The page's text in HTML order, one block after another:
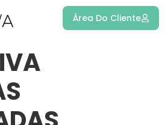
Área Do Cliente